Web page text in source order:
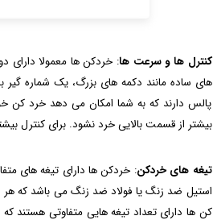
کنترل‌ ها و سرعت‌ ها: خردکن ها معمولا دارای
های ساده مانند دکمه‌ های بزرگ، یک شماره‌
پالس دارند که به شما امکان می‌ دهد خرد کن
بیشتر از قسمت بالایی خرد نشود. برای کنترل
تیغه های خردکن: خردکن ها دارای تیغه های
استیل ضد زنگ یا فولاد ضد زنگ می باشد که هر